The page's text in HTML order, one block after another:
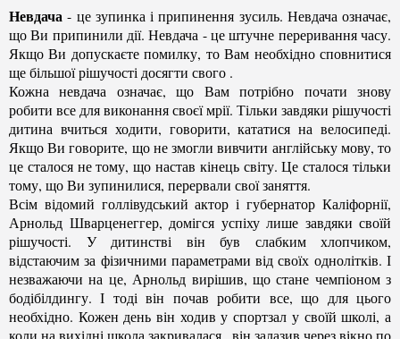
Невдача - це зупинка і припинення зусиль. Невдача означає,
що Ви припинили дії. Невдача - це штучне переривання часу.
Якщо Ви допускаєте помилку, то Вам необхідно сповнитися
ще більшої рішучості досягти свого .
Кожна невдача означає, що Вам потрібно почати знову
робити все для виконання своєї мрії. Тільки завдяки рішучості
дитина вчиться ходити, говорити, кататися на велосипеді.
Якщо Ви говорите, що не змогли вивчити англійську мову, то
це сталося не тому, що настав кінець світу. Це сталося тільки
тому, що Ви зупинилися, перервали свої заняття.
Всім відомий голлівудський актор і губернатор Каліфорнії,
Арнольд Шварценеггер, домігся успіху лише завдяки своїй
рішучості. У дитинстві він був слабким хлопчиком,
відстаючим за фізичними параметрами від своїх однолітків. І
незважаючи на це, Арнольд вирішив, що стане чемпіоном з
бодібілдингу. І тоді він почав робити все, що для цього
необхідно. Кожен день він ходив у спортзал у своїй школі, а
коли на вихідні школа закривалася , він залазив через вікно по